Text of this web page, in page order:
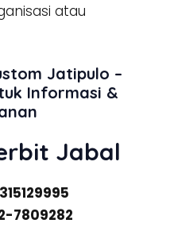
atau
Jatipulo –
Informasi &
Jabal
7809282